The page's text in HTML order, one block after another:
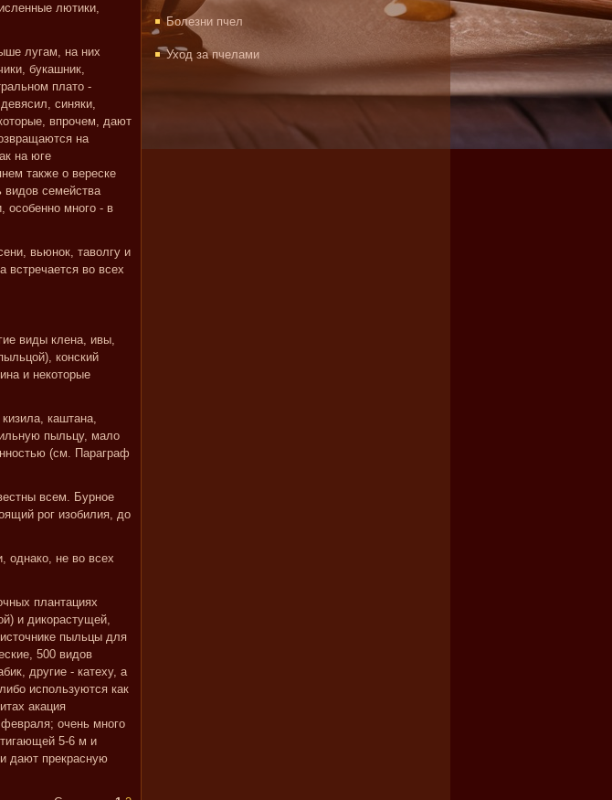
лютики,
лугам, на них
букашник,
плато -
синяки,
впрочем, дают
на
на юге
также о вереске
видов семейства
особенно много - в
вьюнок, таволгу и
во всех
виды клена, ивы,
конский
и некоторые
каштана,
пыльцу, мало
(см. Параграф
всем. Бурное
рог изобилия, до
однако, не во всех
плантациях
и дикорастущей,
пыльцы для
500 видов
другие - катеху, а
используются как
акация
очень много
5-6 м и
дают прекрасную
Болезни пчел
Уход за пчелами